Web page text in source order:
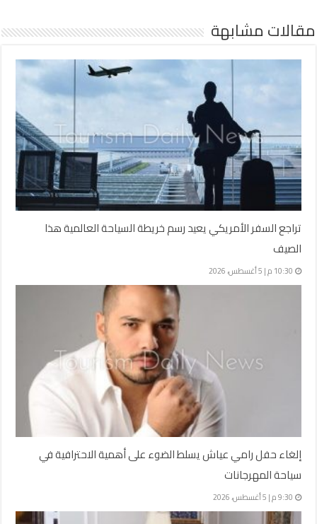
مقالات مشابهة
تراجع السفر الأمريكي يعيد رسم خريطة السياحة العالمية هذا
الصيف
10:30 م | 5 أغسطس، 2026
إلغاء حفل رامي عياش يسلط الضوء على أهمية الاحترافية في
سياحة المهرجانات
9:30 م | 5 أغسطس، 2026